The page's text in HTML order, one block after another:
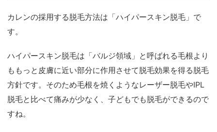
カレンの採用する脱毛方法は「ハイパースキン脱毛」で
す。
ハイパースキン脱毛は「バルジ領域」と呼ばれる毛根より
ももっと皮膚に近い部分に作用させて脱毛効果を得る脱毛
方針です。そのため毛根を焼くようなレーザー脱毛やIPL
脱毛と比べて痛みが少なく、子どもでも脱毛ができるので
すね。